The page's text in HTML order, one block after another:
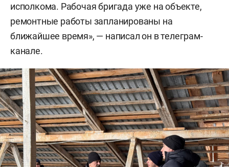
исполкома. Рабочая бригада уже на объекте,
ремонтные работы запланированы на
ближайшее время», — написал он в телеграм-
канале.